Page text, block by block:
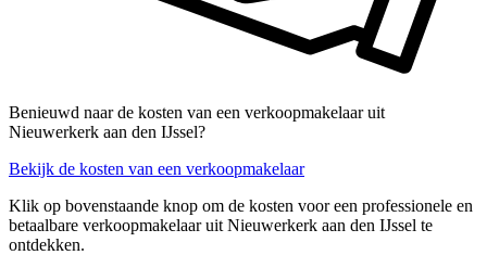
Benieuwd naar de kosten van een verkoopmakelaar uit
Nieuwerkerk aan den IJssel?
Bekijk de kosten van een verkoopmakelaar
Klik op bovenstaande knop om de kosten voor een professionele en
betaalbare verkoopmakelaar uit Nieuwerkerk aan den IJssel te
ontdekken.